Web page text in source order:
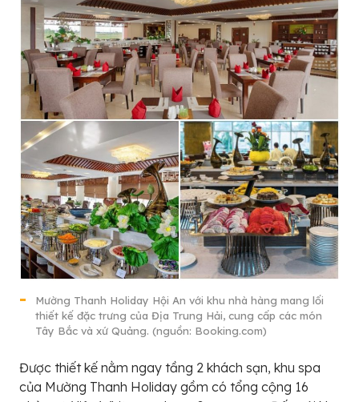
Mường Thanh Holiday Hội An với khu nhà hàng mang lối
thiết kế đặc trưng của Địa Trung Hải, cung cấp các món
Tây Bắc và xứ Quảng. (nguồn: Booking.com)
Được thiết kế nằm ngay tầng 2 khách sạn, khu spa
của Mường Thanh Holiday gồm có tổng cộng 16